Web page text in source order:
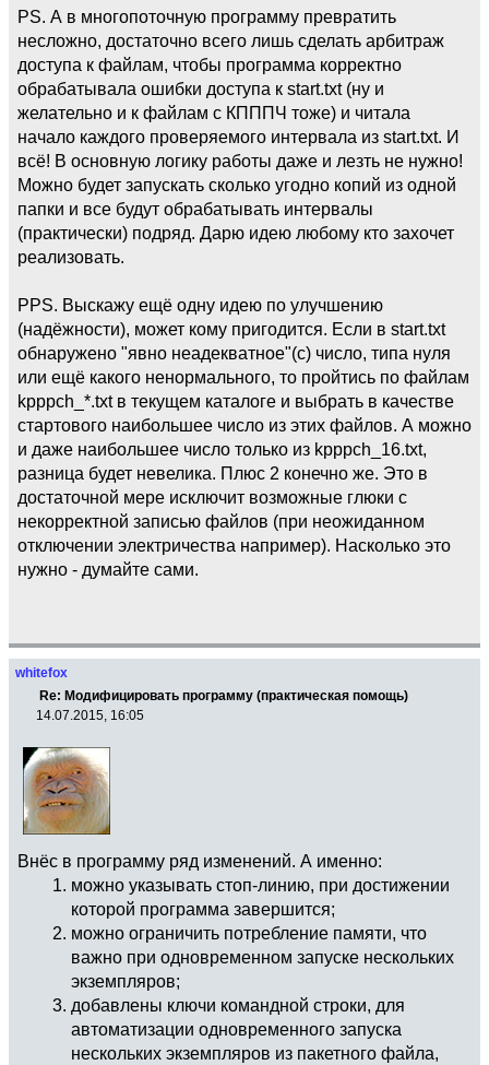
PS. А в многопоточную программу превратить
несложно, достаточно всего лишь сделать арбитраж
доступа к файлам, чтобы программа корректно
обрабатывала ошибки доступа к start.txt (ну и
желательно и к файлам с КПППЧ тоже) и читала
начало каждого проверяемого интервала из start.txt. И
всё! В основную логику работы даже и лезть не нужно!
Можно будет запускать сколько угодно копий из одной
папки и все будут обрабатывать интервалы
(практически) подряд. Дарю идею любому кто захочет
реализовать.
PPS. Выскажу ещё одну идею по улучшению
(надёжности), может кому пригодится. Если в start.txt
обнаружено "явно неадекватное"(с) число, типа нуля
или ещё какого ненормального, то пройтись по файлам
kpppch_*.txt в текущем каталоге и выбрать в качестве
стартового наибольшее число из этих файлов. А можно
и даже наибольшее число только из kpppch_16.txt,
разница будет невелика. Плюс 2 конечно же. Это в
достаточной мере исключит возможные глюки с
некорректной записью файлов (при неожиданном
отключении электричества например). Насколько это
нужно - думайте сами.
whitefox
Re: Модифицировать программу (практическая помощь)
14.07.2015, 16:05
Внёс в программу ряд изменений. А именно:
можно указывать стоп-линию, при достижении
которой программа завершится;
можно ограничить потребление памяти, что
важно при одновременном запуске нескольких
экземпляров;
добавлены ключи командной строки, для
автоматизации одновременного запуска
нескольких экземпляров из пакетного файла,